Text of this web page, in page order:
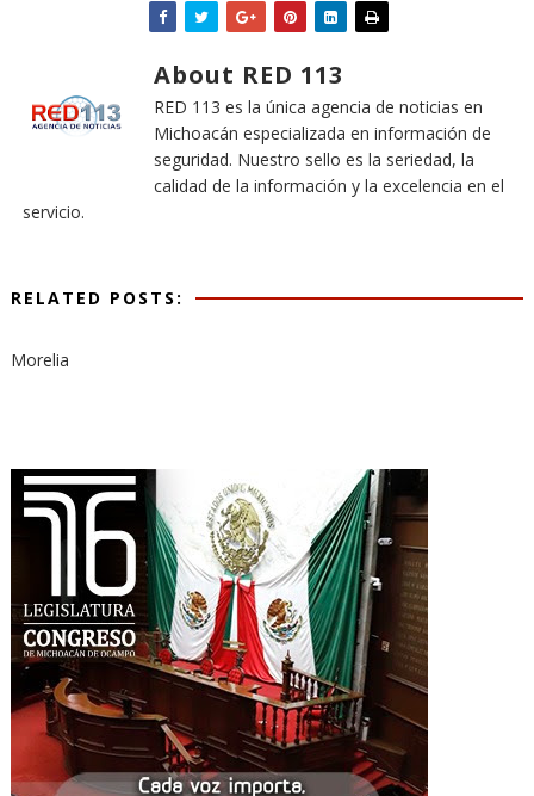
About RED 113
RED 113 es la única agencia de noticias en
Michoacán especializada en información de
seguridad. Nuestro sello es la seriedad, la
calidad de la información y la excelencia en el
servicio.
RELATED POSTS:
Morelia